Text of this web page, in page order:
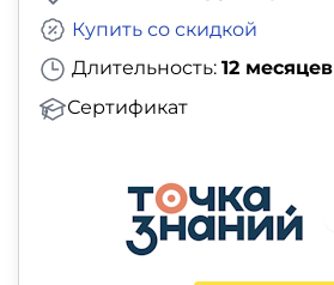
Длительность: 12 месяцев
Сертификат
Купить со скидкой